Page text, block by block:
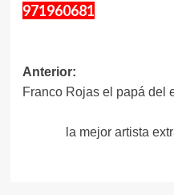
971960681
Navegación
de
entradas
Anterior:
Franco Rojas el papá del
la mejor artista